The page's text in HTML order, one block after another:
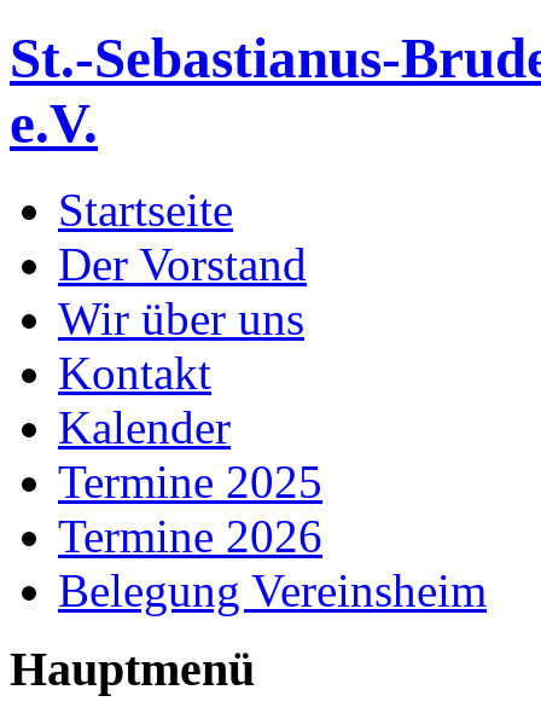
St.-Sebastianus-
e.V.
Startseite
Der Vorstand
Wir über uns
Kontakt
Kalender
Termine 2025
Termine 2026
Belegung Vereinsheim
Hauptmenü